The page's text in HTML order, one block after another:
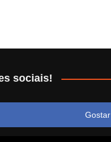
sociais!
Gostar